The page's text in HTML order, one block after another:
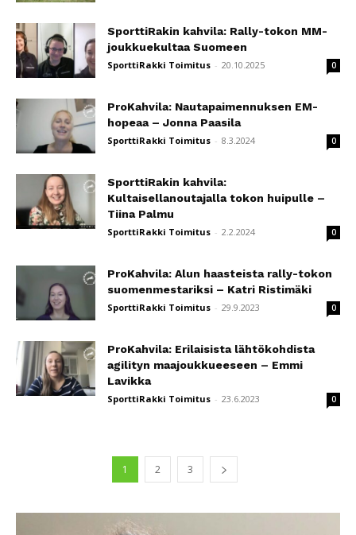
SporttiRakin kahvila: Rally-tokon MM-
joukkuekultaa Suomeen
SporttiRakki Toimitus - 20.10.2025 0
ProKahvila: Nautapaimennuksen EM-
hopeaa – Jonna Paasila
SporttiRakki Toimitus - 8.3.2024 0
SporttiRakin kahvila:
Kultaisellanoutajalla tokon huipulle –
Tiina Palmu
SporttiRakki Toimitus - 2.2.2024 0
ProKahvila: Alun haasteista rally-tokon
suomenmestariksi – Katri Ristimäki
SporttiRakki Toimitus - 29.9.2023 0
ProKahvila: Erilaisista lähtökohdista
agilityn maajoukkueeseen – Emmi
Lavikka
SporttiRakki Toimitus - 23.6.2023 0
1 2 3